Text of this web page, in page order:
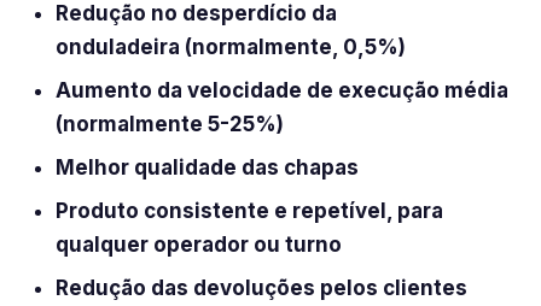
Redução no desperdício da
onduladeira (normalmente, 0,5%)
Aumento da velocidade de execução média
(normalmente 5-25%)
Melhor qualidade das chapas
Produto consistente e repetível, para
qualquer operador ou turno
Redução das devoluções pelos clientes